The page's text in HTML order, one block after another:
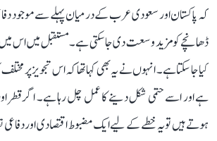
کہ پاکستان اور سعودی عرب کے درمیان پہلے سے موجود
ڈھانچے کو مزید وسعت دی جا سکتی ہے۔ مستقبل میں اس میں
کیا جا سکتا ہے۔ انہوں نے یہ بھی کہا تھا کہ اس تجویز پر
ہے اور اسے حتمی شکل دینے کا عمل چل رہا ہے۔ اگر قطر
ہوتے ہیں تو یہ خطے کے لیے ایک مضبوط اقتصادی اور دفاعی